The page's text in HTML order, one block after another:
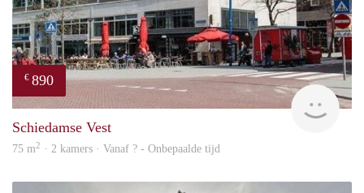
€ 890
Schiedamse Vest
75 m2 · 2 kamers · Vanaf ? - Onbepaalde tijd